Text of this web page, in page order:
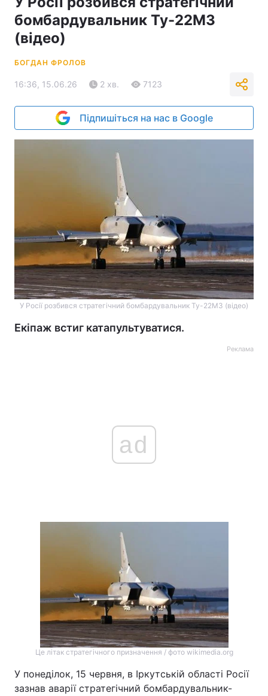
бомбардувальник Ту-22М3
(відео)
БОГДАН ФРОЛОВ
16:36, 15.06.26 2 хв. 7123
Підпишіться на нас в Google
У Росії розбився стратегічний бомбардувальник Ту-22М3 (відео)
Екіпаж встиг катапультуватися.
Реклама
ad
Це літак стратегічного призначення / фото wikimedia.org
У понеділок, 15 червня, в Іркутській області Росії
зазнав аварії стратегічний бомбардувальник-